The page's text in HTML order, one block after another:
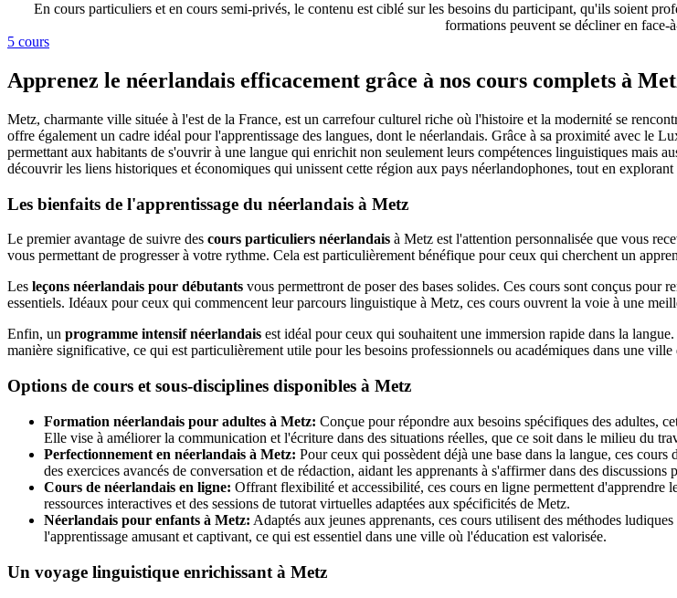
En cours particuliers et en cours semi-privés, le contenu est ciblé sur les besoins du participant, qu'ils soient
formations peuvent se décliner en face-
5 cours
Apprenez le néerlandais efficacement grâce à nos cours complets à
Metz, charmante ville située à l'est de la France, est un carrefour culturel riche où l'histoire et la modernité se
offre également un cadre idéal pour l'apprentissage des langues, dont le néerlandais. Grâce à sa proximité avec le
permettant aux habitants de s'ouvrir à une langue qui enrichit non seulement leurs compétences linguistiques mais
découvrir les liens historiques et économiques qui unissent cette région aux pays néerlandophones, tout en
Les bienfaits de l'apprentissage du néerlandais à Metz
Le premier avantage de suivre des cours particuliers néerlandais à Metz est l'attention personnalisée que vous
vous permettant de progresser à votre rythme. Cela est particulièrement bénéfique pour ceux qui cherchent un
Les leçons néerlandais pour débutants vous permettront de poser des bases solides. Ces cours sont conçus pour
essentiels. Idéaux pour ceux qui commencent leur parcours linguistique à Metz, ces cours ouvrent la voie à une
Enfin, un programme intensif néerlandais est idéal pour ceux qui souhaitent une immersion rapide dans la
manière significative, ce qui est particulièrement utile pour les besoins professionnels ou académiques dans une
Options de cours et sous-disciplines disponibles à Metz
Formation néerlandais pour adultes à Metz: Conçue pour répondre aux besoins spécifiques des adultes,
Elle vise à améliorer la communication et l'écriture dans des situations réelles, que ce soit dans le milieu du
Perfectionnement en néerlandais à Metz: Pour ceux qui possèdent déjà une base dans la langue, ces
des exercices avancés de conversation et de rédaction, aidant les apprenants à s'affirmer dans des discussions
Cours de néerlandais en ligne: Offrant flexibilité et accessibilité, ces cours en ligne permettent d'apprendre
ressources interactives et des sessions de tutorat virtuelles adaptées aux spécificités de Metz.
Néerlandais pour enfants à Metz: Adaptés aux jeunes apprenants, ces cours utilisent des méthodes
l'apprentissage amusant et captivant, ce qui est essentiel dans une ville où l'éducation est valorisée.
Un voyage linguistique enrichissant à Metz